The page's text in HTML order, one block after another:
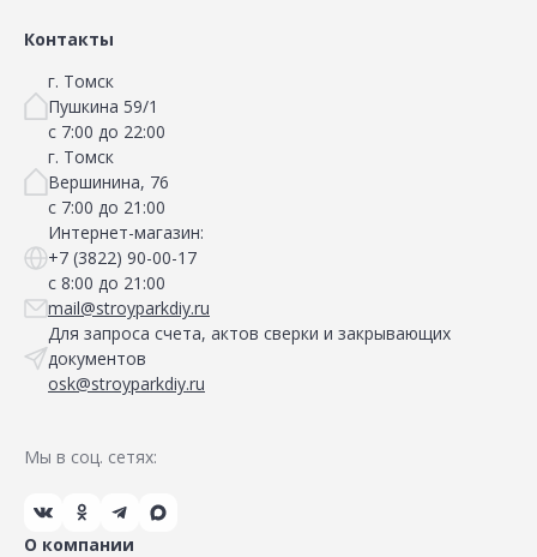
Контакты
г. Томск
Пушкина 59/1
с 7:00 до 22:00
г. Томск
Вершинина, 76
с 7:00 до 21:00
Интернет-магазин:
+7 (3822) 90-00-17
с 8:00 до 21:00
mail@stroyparkdiy.ru
Для запроса счета, актов сверки и закрывающих
документов
osk@stroyparkdiy.ru
Мы в соц. сетях:
О компании